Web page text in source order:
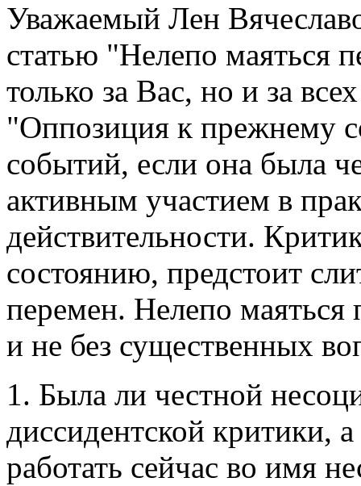
Уважаемый Лен
статью "Нелепо маяться
только за Вас, но и за
"Оппозиция к прежнему
событий, если она была
активным участием в
действительности.
состоянию, предстоит
перемен. Нелепо маяться
и не без существенных
1. Была ли честной
диссидентской критики,
работать сейчас во имя